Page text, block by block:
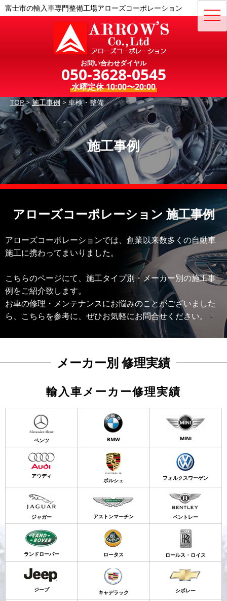
富士市の輸入車専門整備工場アローズコーポレーション
お問い合わせダイヤル
050-3628-0545
水曜定休 10:00〜20:00
TOP> 施工事例 > 車検・整備
施工事例
アローズコーポレーション 施工事例
アローズコーポレーションでは、創業以来数多くの自動車
施工に携わってまいりました。
こちらのページにて、施工タイプ別・メーカー別の施工事
例をご紹介致します。
お車の修理・メンテナンスにお悩みのことがございました
ら、こちらを参考に、ぜひお気軽にお問合せください。
メーカー別 修理実績
輸入車メーカー修理実績
ベンツ BMW MINI
アウディ
ポルシェ フォルクスワーゲン
ジャガー アストンマーチン ベントレー
ランドローバー ロータス ロールス・ロイス
ジープ キャデラック シボレー